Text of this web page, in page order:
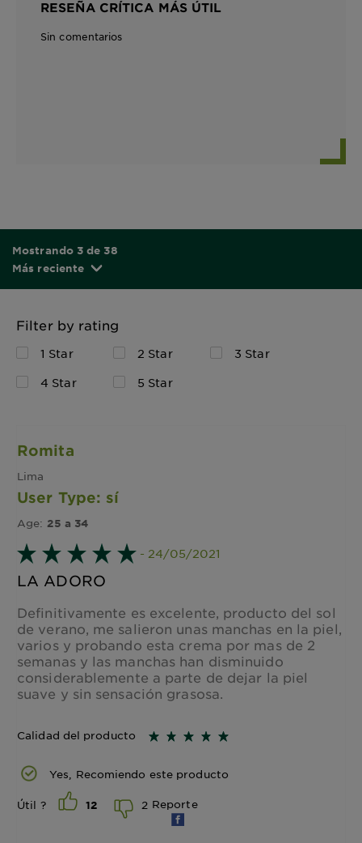
RESEÑA CRÍTICA MÁS ÚTIL
Sin comentarios
Mostrando 3 de 38
Más reciente
Filter by rating
1 Star 2 Star
3 Star
4 Star
5 Star
Romita
Lima
User Type: sí
Age: 25 a 34
- 24/05/2021
LA ADORO
Definitivamente es excelente, producto del sol
de verano, me salieron unas manchas en la piel,
varios y probando esta crema por mas de 2
semanas y las manchas han disminuido
considerablemente a parte de dejar la piel
suave y sin sensación grasosa.
Calidad del producto
Yes, Recomiendo este producto
Útil ? 12 2 Reporte